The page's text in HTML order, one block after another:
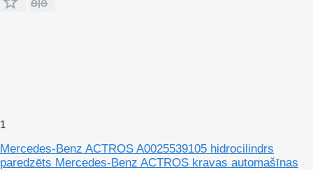
1
Mercedes-Benz ACTROS A0025539105 hidrocilindrs
paredzēts Mercedes-Benz ACTROS kravas automašīnas